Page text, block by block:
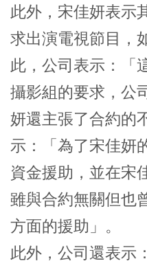
此外，宋佳妍表示
求出演電視節目，
此，公司表示：「
攝影組的要求，公
妍還主張了合約的
示：「為了宋佳妍
資金援助，並在宋
雖與合約無關但也
方面的援助」。
此外，公司還表示